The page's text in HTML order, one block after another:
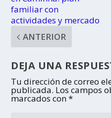
familiar con
actividades y mercado
ANTERIOR
DEJA UNA
Tu dirección de correo
publicada. Los campos
marcados con*